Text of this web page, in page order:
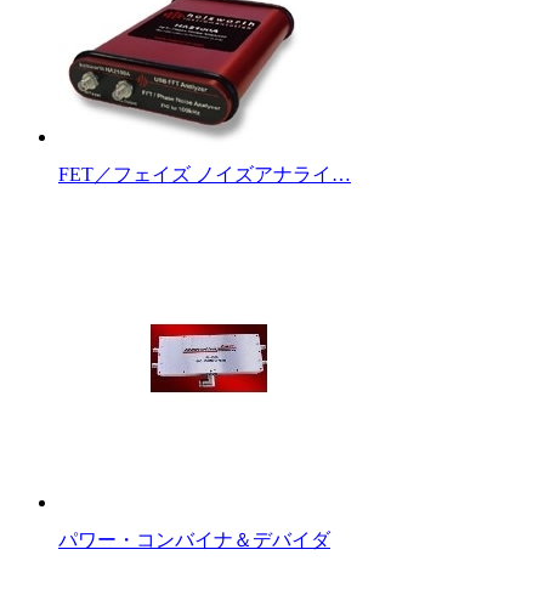
FET／フェイズ ノイズアナライ…
パワー・コンバイナ＆デバイダ